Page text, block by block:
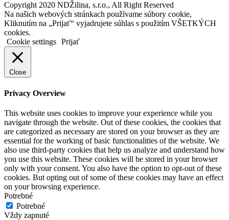
Copyright 2020 NDŽilina, s.r.o., All Right Reserved
Na našich webových stránkach používame súbory cookie,
Kliknutím na „Prijať“ vyjadrujete súhlas s použitím VŠETKÝCH
cookies.
Cookie settings Prijať
Close
Privacy Overview
This website uses cookies to improve your experience while you
navigate through the website. Out of these cookies, the cookies that
are categorized as necessary are stored on your browser as they are
essential for the working of basic functionalities of the website. We
also use third-party cookies that help us analyze and understand how
you use this website. These cookies will be stored in your browser
only with your consent. You also have the option to opt-out of these
cookies. But opting out of some of these cookies may have an effect
on your browsing experience.
Potrebné
Potrebné
Vždy zapnuté